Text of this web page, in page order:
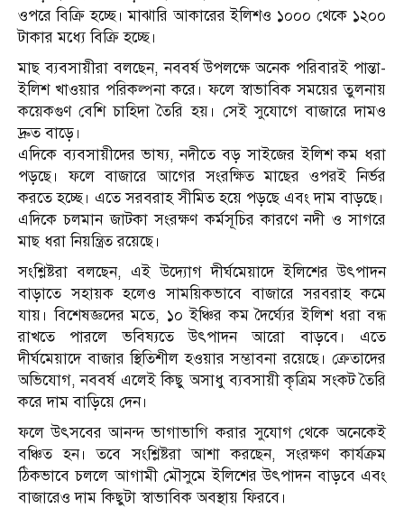
ওপরে বিক্রি হচ্ছে। মাঝারি আকারের ইলিশও ১০০০ থেকে ১২০০
টাকার মধ্যে বিক্রি হচ্ছে।
মাছ ব্যবসায়ীরা বলছেন, নববর্ষ উপলক্ষে অনেক পরিবারই পান্তা-
ইলিশ খাওয়ার পরিকল্পনা করে। ফলে স্বাভাবিক সময়ের তুলনায়
কয়েকগুণ বেশি চাহিদা তৈরি হয়। সেই সুযোগে বাজারে দামও
দ্রুত বাড়ে।
এদিকে ব্যবসায়ীদের ভাষ্য, নদীতে বড় সাইজের ইলিশ কম ধরা
পড়ছে। ফলে বাজারে আগের সংরক্ষিত মাছের ওপরই নির্ভর
করতে হচ্ছে। এতে সরবরাহ সীমিত হয়ে পড়ছে এবং দাম বাড়ছে।
এদিকে চলমান জাটকা সংরক্ষণ কর্মসূচির কারণে নদী ও সাগরে
মাছ ধরা নিয়ন্ত্রিত রয়েছে।
সংশ্লিষ্টরা বলছেন, এই উদ্যোগ দীর্ঘমেয়াদে ইলিশের উৎপাদন
বাড়াতে সহায়ক হলেও সাময়িকভাবে বাজারে সরবরাহ কমে
যায়। বিশেষজ্ঞদের মতে, ১০ ইঞ্চির কম দৈর্ঘ্যের ইলিশ ধরা বন্ধ
রাখতে পারলে ভবিষ্যতে উৎপাদন আরো বাড়বে। এতে
দীর্ঘমেয়াদে বাজার স্থিতিশীল হওয়ার সম্ভাবনা রয়েছে। ক্রেতাদের
অভিযোগ, নববর্ষ এলেই কিছু অসাধু ব্যবসায়ী কৃত্রিম সংকট তৈরি
করে দাম বাড়িয়ে দেন।
ফলে উৎসবের আনন্দ ভাগাভাগি করার সুযোগ থেকে অনেকেই
বঞ্চিত হন। তবে সংশ্লিষ্টরা আশা করছেন, সংরক্ষণ কার্যক্রম
ঠিকভাবে চললে আগামী মৌসুমে ইলিশের উৎপাদন বাড়বে এবং
বাজারেও দাম কিছুটা স্বাভাবিক অবস্থায় ফিরবে।